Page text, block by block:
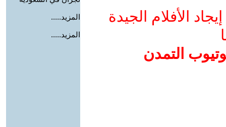
الأفلام الجيدة
التمدن
المزيد.....
المزيد.....